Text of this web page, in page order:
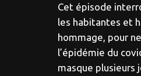
Cet épisode
les habitantes et
hommage, pour
l’épidémie du
masque plusieurs